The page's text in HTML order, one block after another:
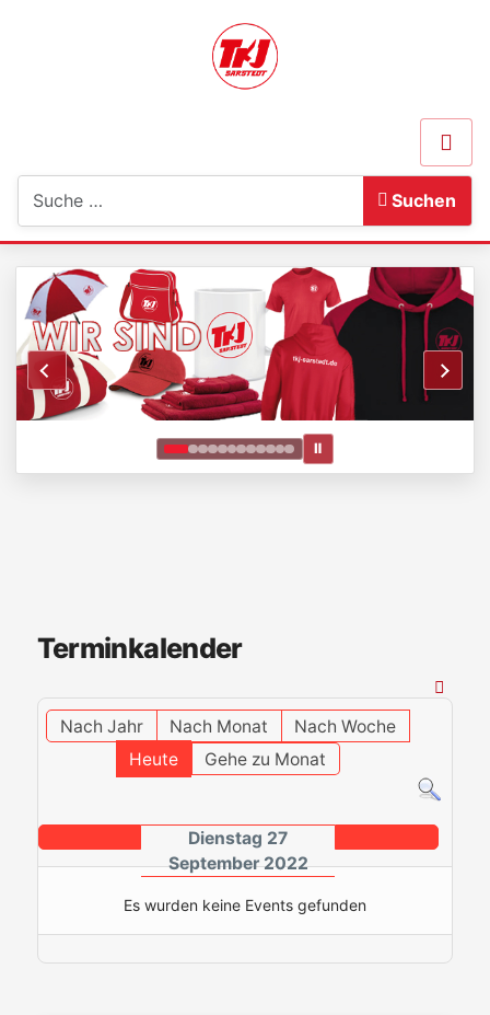
Suchen
Ⅱ
Terminkalender
Nach Jahr Nach Monat
Nach Woche
Heute
Gehe zu Monat
Dienstag 27
September 2022
Es wurden keine Events gefunden